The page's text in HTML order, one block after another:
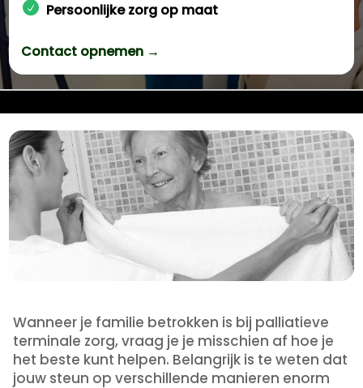
Persoonlijke zorg op maat
Contact opnemen →
Wanneer je familie betrokken is bij palliatieve
terminale zorg, vraag je je misschien af hoe je
het beste kunt helpen. Belangrijk is te weten dat
jouw steun op verschillende manieren enorm